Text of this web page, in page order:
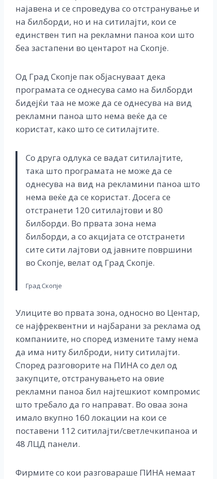
најавена и се спроведува со отстранување и
на билборди, но и на ситилајти, кои се
единствен тип на рекламни паноа кои што
беа застапени во центарот на Скопје.
Од Град Скопје пак објаснуваат дека
програмата се однесува само на билборди
бидејќи таа не може да се однесува на вид
рекламни паноа што нема веќе да се
користат, како што се ситилајтите.
Со друга одлука се вадат ситилајтите,
така што програмата не може да се
однесува на вид на рекламини паноа што
нема веќе да се користат. Досега се
отстранети 120 ситилајтови и 80
билборди. Во првата зона нема
билборди, а со акцијата се отстранети
сите сити лајтови од јавните површини
во Скопје, велат од Град Скопје.
Град Скопје
Улиците во првата зона, односно во Центар,
се најфреквентни и најбарани за реклама од
компаниите, но според измените таму нема
да има ниту билброди, ниту ситилајти.
Според разговорите на ПИНА со дел од
закупците, отстранувањето на овие
рекламни паноа бил најтешкиот компромис
што требало да го направат. Во оваа зона
имало вкупно 160 локации на кои се
поставени 112 ситилајти/светлечкипаноа и
48 ЛЦД панели.
Фирмите со кои разговараше ПИНА немаат